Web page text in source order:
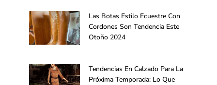
Las Botas Estilo Ecuestre Con
Cordones Son Tendencia Este
Otoño 2024
Tendencias En Calzado Para La
Próxima Temporada: Lo Que